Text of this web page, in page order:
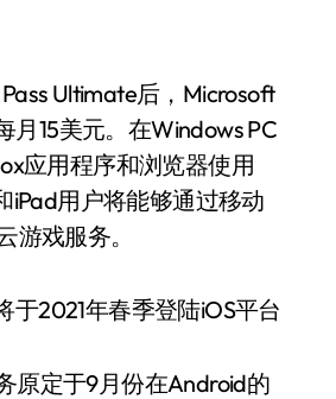
Ultimate后，Microsoft
月15美元。在Windows PC
应用程序和浏览器使用
iPad用户将能够通过移动
游戏服务。
原定于9月份在Android的